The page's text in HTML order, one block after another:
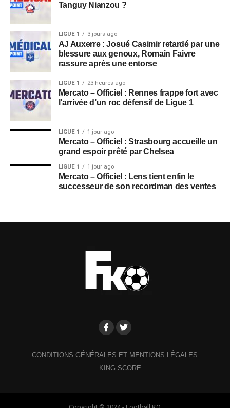
Tanguy Nianzou ?
LIGUE 1 3 jours ago
AJ Auxerre : Josué Casimir retardé par une
blessure aux genoux, Romain Faivre
rassure après une entorse
LIGUE 1 23 heures ago
Mercato – Officiel : Rennes frappe fort avec
l’arrivée d’un roc défensif de Ligue 1
LIGUE 1 1 jour ago
Mercato – Officiel : Strasbourg accueille un
grand espoir prêté par Chelsea
LIGUE 1 1 jour ago
Mercato – Officiel : Lens tient enfin le
successeur de son recordman des ventes
CONDITIONS GÉNÉRALES ET MENTIONS LÉGALES
KING SCORE